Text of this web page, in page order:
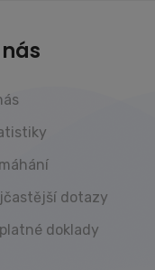
dotazy
doklady